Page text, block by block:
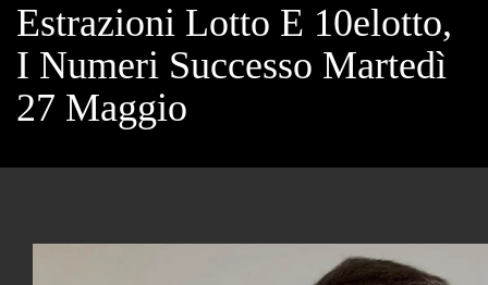
Estrazioni Lotto E 10elotto,
I Numeri Successo Martedì
27 Maggio